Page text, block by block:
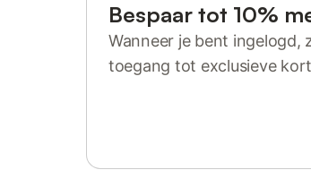
Bespaar tot 10%
Wanneer je bent ingelogd,
toegang tot exclusieve